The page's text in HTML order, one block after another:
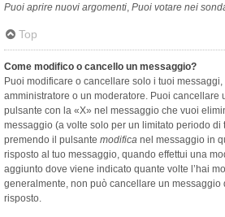
Puoi aprire nuovi argomenti, Puoi votare nei
Top
Come modifico o cancello un messaggio?
Puoi modificare o cancellare solo i tuoi
amministratore o un moderatore. Puoi cancellare
pulsante con la «X» nel messaggio che vuoi
messaggio (a volte solo per un limitato periodo
premendo il pulsante modifica nel messaggio in
risposto al tuo messaggio, quando effettui una
aggiunto dove viene indicato quante volte l’hai
generalmente, non può cancellare un messaggio
risposto.